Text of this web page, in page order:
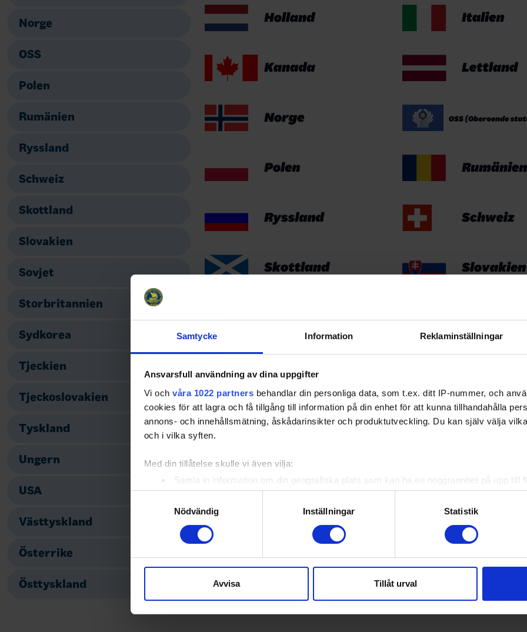
Samtycke Information Reklaminställningar
Ansvarsfull användning av dina uppgifter
Vi och våra 1022 partners behandlar din personliga data, som t.ex. ditt IP-nummer, och
cookies för att lagra och få tillgång till information på din enhet för att kunna tillhandahålla
annons- och innehållsmätning, åskådarinsikter och produktutveckling. Du kan själv välja
och i vilka syften.
Med din tillåtelse skulle vi även vilja:
Samla in information om din geografiska plats som kan ha en noggrannhet på upp till
Identifiera din enhet genom att aktivt skanna den för specifika kännetecken
Ta reda på mer om hur dina personliga uppgifter behandlas och ställ in dina preferenser i
eller dra tillbaka ditt samtycke när som helst från cookie-förklaringen.
sociala medier och analysera vår trafik. Vi vidarebefordrar även sådana identifierare och
till de sociala medier och annons- och analysföretag som vi samarbetar med. Dessa kan i
Nödvändig
Inställningar Statistik
Avvisa Tillåt urval
Norge
OSS
Polen
Rumänien
Ryssland
Schweiz
Skottland
Slovakien
Sovjet
Storbritannien
Sydkorea
Tjeckien
Tjeckoslovakien
Tyskland
Ungern
USA
Västtyskland
Österrike
Östtyskland